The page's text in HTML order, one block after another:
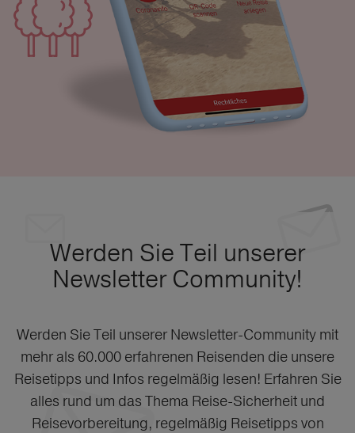
Werden Sie Teil unserer
Newsletter Community!
Werden Sie Teil unserer Newsletter-Community mit
mehr als 60.000 erfahrenen Reisenden die unsere
Reisetipps und Infos regelmäßig lesen! Erfahren Sie
alles rund um das Thema Reise-Sicherheit und
Reisevorbereitung, regelmäßig Reisetipps von